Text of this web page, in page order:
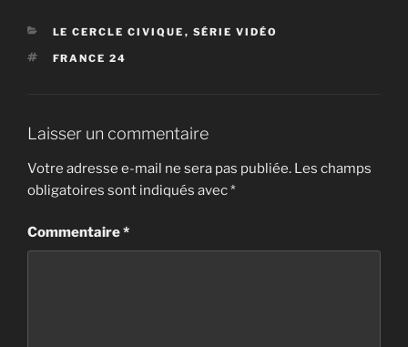
CATÉGORIES
LE CERCLE CIVIQUE , SÉRIE VIDÉO
ÉTIQUETTES
FRANCE 24
Laisser un commentaire
Votre adresse e-mail ne sera pas publiée. Les champs
obligatoires sont indiqués avec*
Commentaire*